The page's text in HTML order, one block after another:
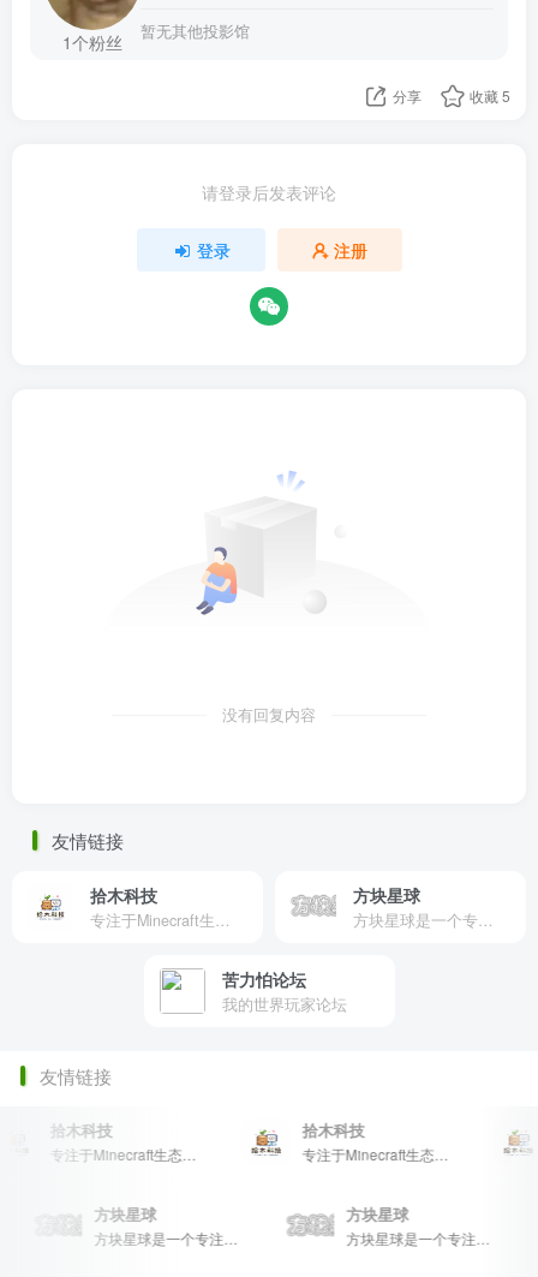
1个粉丝 暂无其他投影馆
分享 收藏5
请登录后发表评论
登录 注册
没有回复内容
友情链接
拾木科技 方块星球
苦力怕论坛
我的世界玩家论坛
友情链接
拾木科技
专注于Minecraft生态建设
拾木科技
专注于Minecraft生态建设
方块星球 方块星球